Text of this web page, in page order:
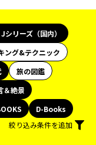
シリーズ（国内）
ング&テクニック
旅の図鑑
＆絶景
D-Books
絞り込み条件を追加